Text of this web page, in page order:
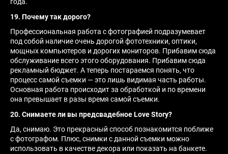
19. Почему так дорого?
Профессиональная работа с фотографией подразумевает
под собой наличие очень дорогой фототехники, оптики,
мощных компьютеров и дорогих мониторов. Прибавим сюда
обслуживание всего этого оборудования. Прибавим сюда
рекламный бюджет. А теперь постараемся понять, что
процесс самой съемки — это лишь видимая часть работы.
Основная работа происходит за обработкой и по времени
она превышает в разы время самой съемки.
20. Снимаете ли вы предсвадебное Love Story?
Да, снимаю. Это прекрасный способ познакомится поближе
с фотографом. Плюс, снимки с данной съемки можно
использовать в качестве декора или показать на банкете.